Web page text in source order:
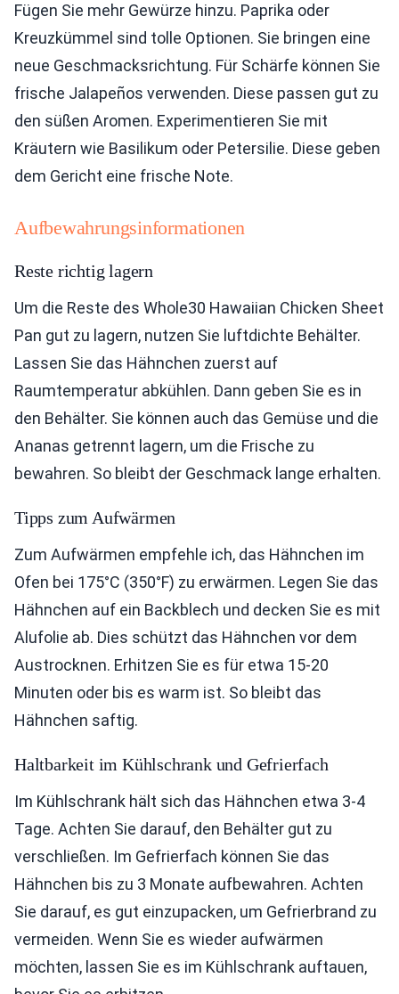
Fügen Sie mehr Gewürze hinzu. Paprika oder
Kreuzkümmel sind tolle Optionen. Sie bringen eine
neue Geschmacksrichtung. Für Schärfe können Sie
frische Jalapeños verwenden. Diese passen gut zu
den süßen Aromen. Experimentieren Sie mit
Kräutern wie Basilikum oder Petersilie. Diese geben
dem Gericht eine frische Note.
Aufbewahrungsinformationen
Reste richtig lagern
Um die Reste des Whole30 Hawaiian Chicken Sheet
Pan gut zu lagern, nutzen Sie luftdichte Behälter.
Lassen Sie das Hähnchen zuerst auf
Raumtemperatur abkühlen. Dann geben Sie es in
den Behälter. Sie können auch das Gemüse und die
Ananas getrennt lagern, um die Frische zu
bewahren. So bleibt der Geschmack lange erhalten.
Tipps zum Aufwärmen
Zum Aufwärmen empfehle ich, das Hähnchen im
Ofen bei 175°C (350°F) zu erwärmen. Legen Sie das
Hähnchen auf ein Backblech und decken Sie es mit
Alufolie ab. Dies schützt das Hähnchen vor dem
Austrocknen. Erhitzen Sie es für etwa 15-20
Minuten oder bis es warm ist. So bleibt das
Hähnchen saftig.
Haltbarkeit im Kühlschrank und Gefrierfach
Im Kühlschrank hält sich das Hähnchen etwa 3-4
Tage. Achten Sie darauf, den Behälter gut zu
verschließen. Im Gefrierfach können Sie das
Hähnchen bis zu 3 Monate aufbewahren. Achten
Sie darauf, es gut einzupacken, um Gefrierbrand zu
vermeiden. Wenn Sie es wieder aufwärmen
möchten, lassen Sie es im Kühlschrank auftauen,